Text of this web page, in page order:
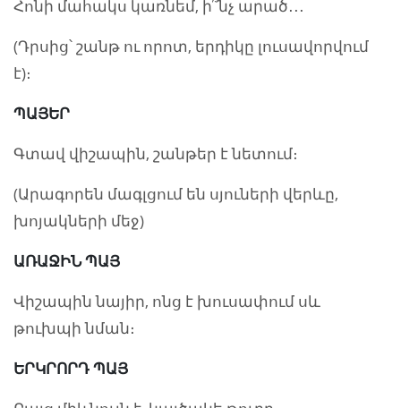
Հոնի մահակս կառնեմ, ի՞նչ արած․․․
(Դրսից՝ շանթ ու որոտ, երդիկը լուսավորվում
է)։
ՊԱՅԵՐ
Գտավ վիշապին, շանթեր է նետում։
(Արագորեն մագլցում են սյուների վերևը,
խոյակների մեջ)
ԱՌԱՋԻՆ ՊԱՅ
Վիշապին նայիր, ոնց է խուսափում սև
թուխպի նման։
ԵՐԿՐՈՐԴ ՊԱՅ